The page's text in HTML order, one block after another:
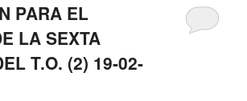
PARA EL
LA SEXTA
T.O. (2) 19-02-